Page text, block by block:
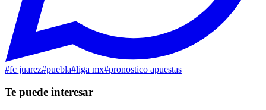
#fc juarez#puebla#liga mx#pronostico apuestas
Te puede interesar